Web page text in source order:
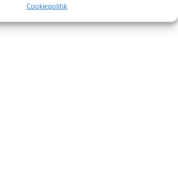
Cookiepolitik